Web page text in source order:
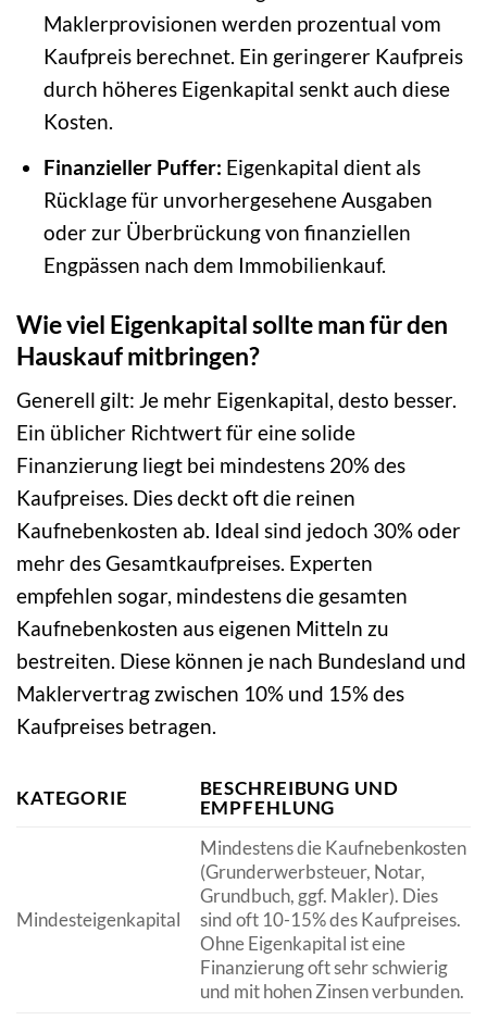
Maklerprovisionen werden prozentual vom
Kaufpreis berechnet. Ein geringerer Kaufpreis
durch höheres Eigenkapital senkt auch diese
Kosten.
Finanzieller Puffer: Eigenkapital dient als
Rücklage für unvorhergesehene Ausgaben
oder zur Überbrückung von finanziellen
Engpässen nach dem Immobilienkauf.
Wie viel Eigenkapital sollte man für den
Hauskauf mitbringen?
Generell gilt: Je mehr Eigenkapital, desto besser.
Ein üblicher Richtwert für eine solide
Finanzierung liegt bei mindestens 20% des
Kaufpreises. Dies deckt oft die reinen
Kaufnebenkosten ab. Ideal sind jedoch 30% oder
mehr des Gesamtkaufpreises. Experten
empfehlen sogar, mindestens die gesamten
Kaufnebenkosten aus eigenen Mitteln zu
bestreiten. Diese können je nach Bundesland und
Maklervertrag zwischen 10% und 15% des
Kaufpreises betragen.
KATEGORIE
BESCHREIBUNG UND
EMPFEHLUNG
Mindesteigenkapital
Mindestens die Kaufnebenkosten
(Grunderwerbsteuer, Notar,
Grundbuch, ggf. Makler). Dies
sind oft 10-15% des Kaufpreises.
Ohne Eigenkapital ist eine
Finanzierung oft sehr schwierig
und mit hohen Zinsen verbunden.